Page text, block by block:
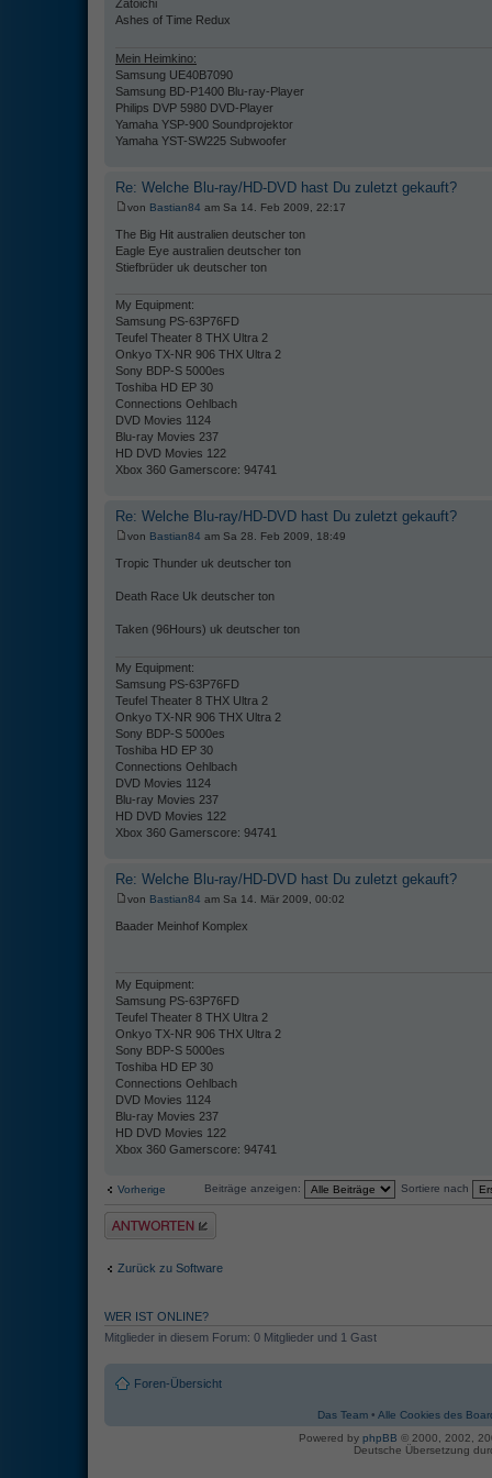
Zatoichi
Ashes of Time Redux
Mein Heimkino:
Samsung UE40B7090
Samsung BD-P1400 Blu-ray-Player
Philips DVP 5980 DVD-Player
Yamaha YSP-900 Soundprojektor
Yamaha YST-SW225 Subwoofer
Re: Welche Blu-ray/HD-DVD hast Du zuletzt gekauft?
von Bastian84 am Sa 14. Feb 2009, 22:17
The Big Hit australien deutscher ton
Eagle Eye australien deutscher ton
Stiefbrüder uk deutscher ton
My Equipment:
Samsung PS-63P76FD
Teufel Theater 8 THX Ultra 2
Onkyo TX-NR 906 THX Ultra 2
Sony BDP-S 5000es
Toshiba HD EP 30
Connections Oehlbach
DVD Movies 1124
Blu-ray Movies 237
HD DVD Movies 122
Xbox 360 Gamerscore: 94741
Re: Welche Blu-ray/HD-DVD hast Du zuletzt gekauft?
von Bastian84 am Sa 28. Feb 2009, 18:49
Tropic Thunder uk deutscher ton
Death Race Uk deutscher ton
Taken (96Hours) uk deutscher ton
My Equipment:
Samsung PS-63P76FD
Teufel Theater 8 THX Ultra 2
Onkyo TX-NR 906 THX Ultra 2
Sony BDP-S 5000es
Toshiba HD EP 30
Connections Oehlbach
DVD Movies 1124
Blu-ray Movies 237
HD DVD Movies 122
Xbox 360 Gamerscore: 94741
Re: Welche Blu-ray/HD-DVD hast Du zuletzt gekauft?
von Bastian84 am Sa 14. Mär 2009, 00:02
Baader Meinhof Komplex
My Equipment:
Samsung PS-63P76FD
Teufel Theater 8 THX Ultra 2
Onkyo TX-NR 906 THX Ultra 2
Sony BDP-S 5000es
Toshiba HD EP 30
Connections Oehlbach
DVD Movies 1124
Blu-ray Movies 237
HD DVD Movies 122
Xbox 360 Gamerscore: 94741
Vorherige Beiträge anzeigen: Sortiere nach
Antwort erstellen
Zurück zu Software
WER IST ONLINE?
Mitglieder in diesem Forum: 0 Mitglieder und 1 Gast
Foren-Übersicht
Das Team • Alle Cookies des
Powered by phpBB © 2000, 2002,
Deutsche Übersetzung